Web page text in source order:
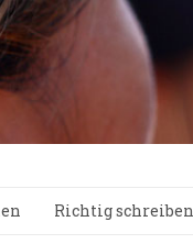
Richtig schreiben